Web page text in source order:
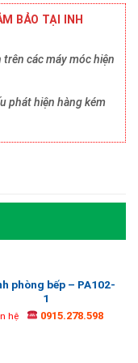
BẢO TẠI INH
trên các máy móc hiện
phát hiện hàng kém
phòng bếp – PA102-
1
hệ 0915.278.598